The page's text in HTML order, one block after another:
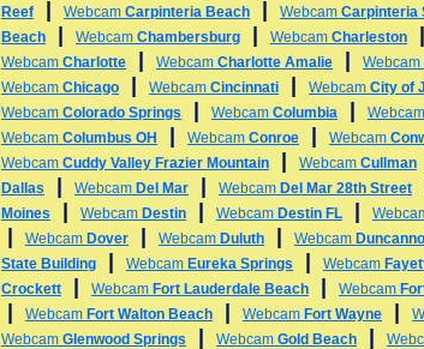
Reef
Webcam Carpinteria Beach Webcam Carpinteria
Beach
Webcam Chambersburg Webcam Charleston
Webcam Charlotte Webcam Charlotte Amalie Webcam
Webcam Chicago Webcam Cincinnati Webcam City of
Webcam Colorado Springs Webcam Columbia Webcam
Webcam Columbus OH Webcam Conroe Webcam
Webcam Cuddy Valley Frazier Mountain Webcam Cullman
Dallas
Webcam Del Mar Webcam Del Mar 28th Street
Moines
Webcam Destin Webcam Destin FL
Webcam Dover Webcam Duluth Webcam
State Building
Webcam Eureka Springs Webcam
Crockett
Webcam Fort Lauderdale Beach Webcam
Webcam Fort Walton Beach Webcam Fort Wayne
Webcam Glenwood Springs Webcam Gold Beach